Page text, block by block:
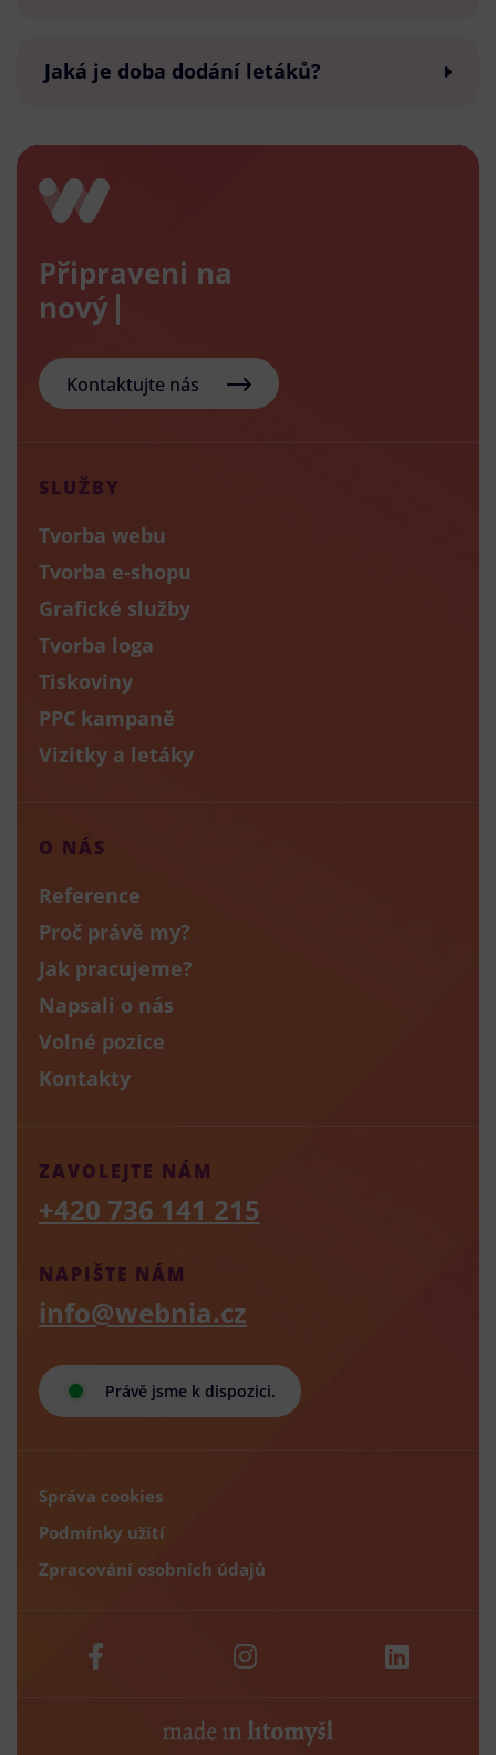
Jaká je doba dodání letáků?
Připraveni na
nový e-sho
Kontaktujte nás
SLUŽBY
Tvorba webu
Tvorba e-shopu
Grafické služby
Tvorba loga
Tiskoviny
PPC kampaně
Vizitky a letáky
O NÁS
Reference
Proč právě my?
Jak pracujeme?
Napsali o nás
Volné pozice
Kontakty
Právě jsme k dispozici.
NAPIŠTE NÁM
info@webnia.cz
ZAVOLEJTE NÁM
+420 736 141 215
Správa cookies
Podmínky užití
Zpracování osobních údajů